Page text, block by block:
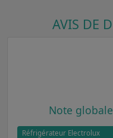
AVIS DE
Note
Réfrigérateur Electrolux